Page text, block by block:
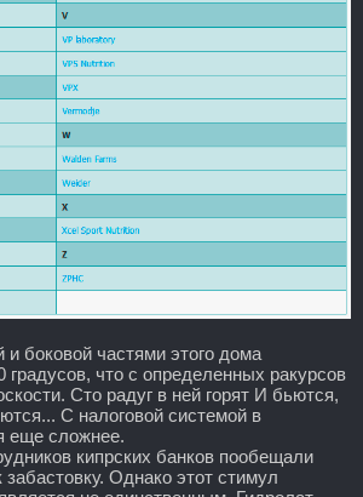
боковой частями этого дома
градусов, что с определенных ракурсов
Сто радуг в ней горят И бьются,
С налоговой системой в
еще сложнее.
кипрских банков пообещали
забастовку. Однако этот стимул